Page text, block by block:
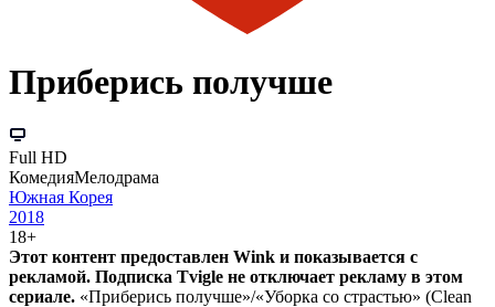
Приберись получше
Full HD
КомедияМелодрама
Южная Корея
2018
18+
Этот контент предоставлен Wink и показывается с
рекламой. Подписка Tvigle не отключает рекламу в этом
сериале. «Приберись получше»/«Уборка со страстью» (Clean